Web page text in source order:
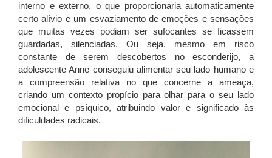
interno e externo, o que proporcionaria automaticamente
certo alívio e um esvaziamento de emoções e sensações
que muitas vezes podiam ser sufocantes se ficassem
guardadas, silenciadas. Ou seja, mesmo em risco
constante de serem descobertos no esconderijo, a
adolescente Anne conseguiu alimentar seu lado humano e
a compreensão relativa no que concerne a ameaça,
criando um contexto propício para olhar para o seu lado
emocional e psíquico, atribuindo valor e significado às
dificuldades radicais.